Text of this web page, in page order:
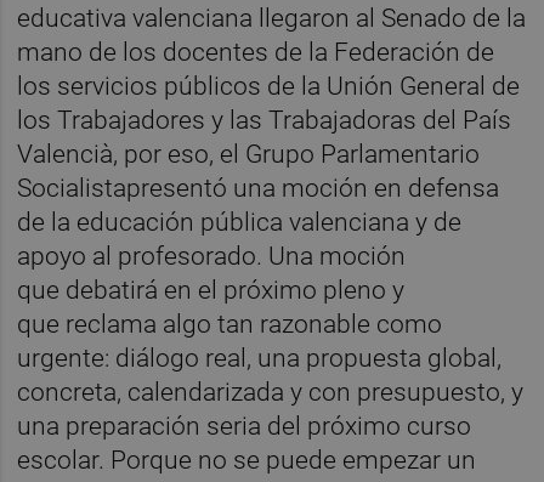
educativa valenciana llegaron al Senado de la
mano de los docentes de la Federación de
los servicios públicos de la Unión General de
los Trabajadores y las Trabajadoras del País
Valencià, por eso, el Grupo Parlamentario
Socialistapresentó una moción en defensa
de la educación pública valenciana y de
apoyo al profesorado. Una moción
que debatirá en el próximo pleno y
que reclama algo tan razonable como
urgente: diálogo real, una propuesta global,
concreta, calendarizada y con presupuesto, y
una preparación seria del próximo curso
escolar. Porque no se puede empezar un